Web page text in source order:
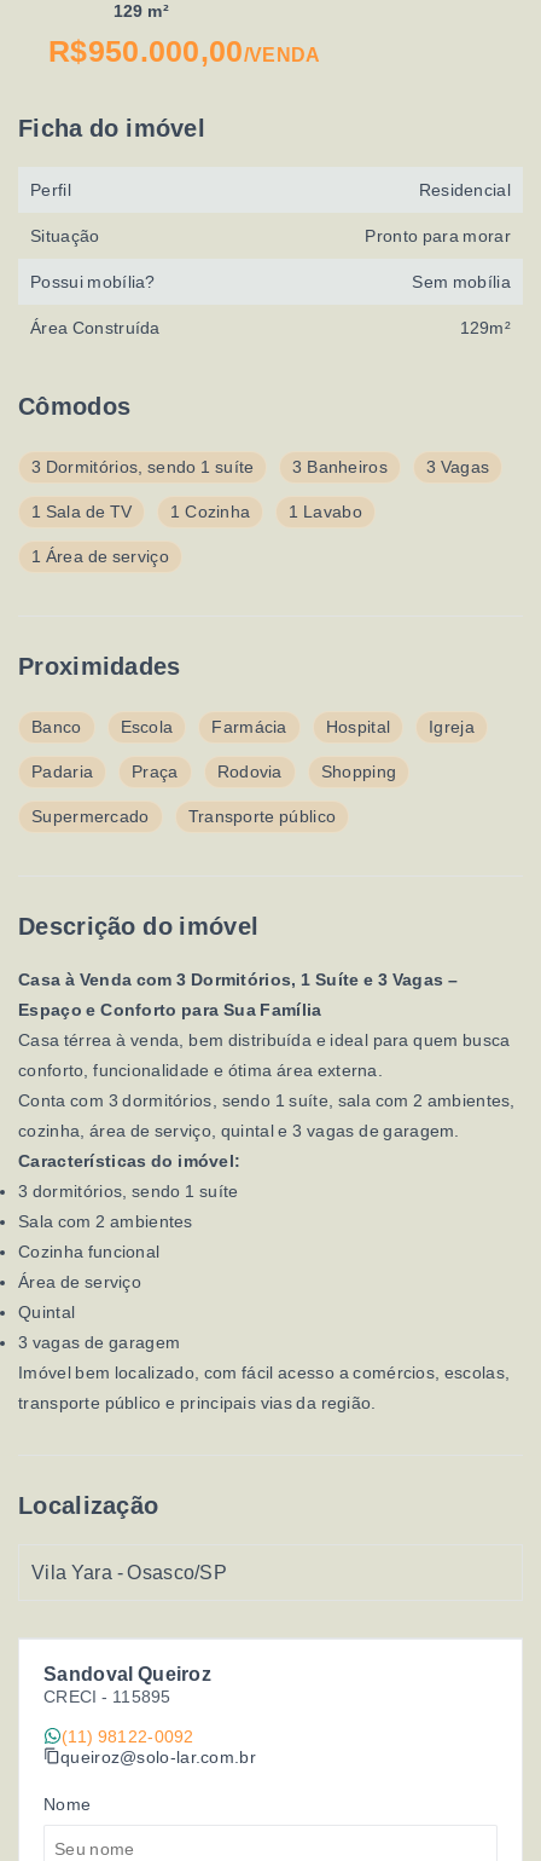
129 m²
R$950.000,00/VENDA
Sandoval Queiroz
CRECI - 115895
(11) 98122-0092
queiroz@solo-lar.com.br
Nome
Cômodos
3 Dormitórios, sendo 1 suíte 3 Banheiros 3 Vagas
1 Sala de TV 1 Cozinha 1 Lavabo
1 Área de serviço
Proximidades
Banco Escola Farmácia Hospital Igreja
Padaria Praça Rodovia Shopping
Supermercado Transporte público
Descrição do imóvel
Casa à Venda com 3 Dormitórios, 1 Suíte e 3 Vagas –
Espaço e Conforto para Sua Família
Casa térrea à venda, bem distribuída e ideal para quem busca
conforto, funcionalidade e ótima área externa.
Conta com 3 dormitórios, sendo 1 suíte, sala com 2 ambientes,
cozinha, área de serviço, quintal e 3 vagas de garagem.
Características do imóvel:
3 dormitórios, sendo 1 suíte
Sala com 2 ambientes
Cozinha funcional
Área de serviço
Quintal
3 vagas de garagem
Imóvel bem localizado, com fácil acesso a comércios, escolas,
transporte público e principais vias da região.
Localização
Vila Yara - Osasco/SP
Ficha do imóvel
Perfil Residencial
Situação Pronto para morar
Possui mobília? Sem mobília
Área Construída 129m²